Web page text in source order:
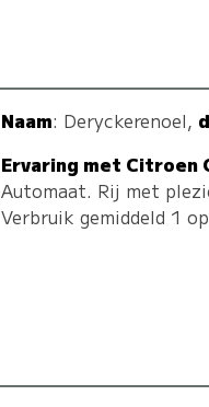
Naam: Deryckerenoel,
Ervaring met Citroen
Automaat. Rij met
Verbruik gemiddeld 1